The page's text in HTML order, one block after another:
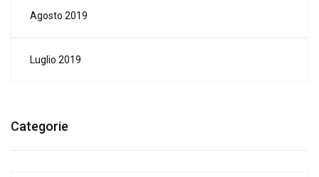
Agosto 2019
Luglio 2019
Categorie